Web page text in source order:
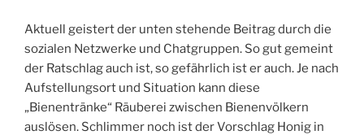
Aktuell geistert der unten stehende Beitrag durch die
sozialen Netzwerke und Chatgruppen. So gut gemeint
der Ratschlag auch ist, so gefährlich ist er auch. Je nach
Aufstellungsort und Situation kann diese
„Bienentränke“ Räuberei zwischen Bienenvölkern
auslösen. Schlimmer noch ist der Vorschlag Honig in